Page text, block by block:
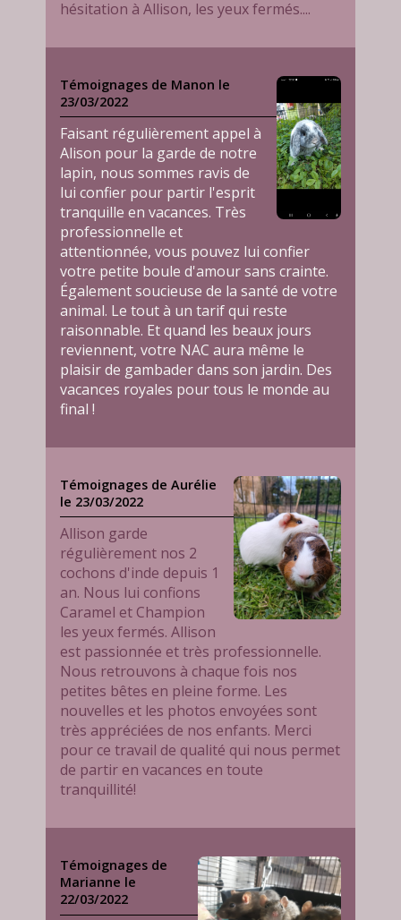
hésitation à Allison, les yeux fermés....
Témoignages de Manon le
23/03/2022
Faisant régulièrement appel à
Alison pour la garde de notre
lapin, nous sommes ravis de
lui confier pour partir l'esprit
tranquille en vacances. Très
professionnelle et
attentionnée, vous pouvez lui confier
votre petite boule d'amour sans crainte.
Également soucieuse de la santé de votre
animal. Le tout à un tarif qui reste
raisonnable. Et quand les beaux jours
reviennent, votre NAC aura même le
plaisir de gambader dans son jardin. Des
vacances royales pour tous le monde au
final !
Témoignages de Aurélie
le 23/03/2022
Allison garde
régulièrement nos 2
cochons d'inde depuis 1
an. Nous lui confions
Caramel et Champion
les yeux fermés. Allison
est passionnée et très professionnelle.
Nous retrouvons à chaque fois nos
petites bêtes en pleine forme. Les
nouvelles et les photos envoyées sont
très appréciées de nos enfants. Merci
pour ce travail de qualité qui nous permet
de partir en vacances en toute
tranquillité!
Témoignages de
Marianne le
22/03/2022